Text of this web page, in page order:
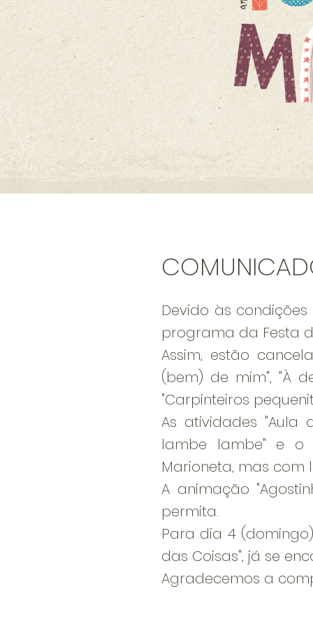
Devido às
programa da Festa
Assim, estão
(bem) de mim", "À
"Carpinteiros
As atividades "Aula
lambe lambe" e o
Marioneta, mas
A animação
permita.
Para dia 4
das Coisas", já se
Agradecemos a